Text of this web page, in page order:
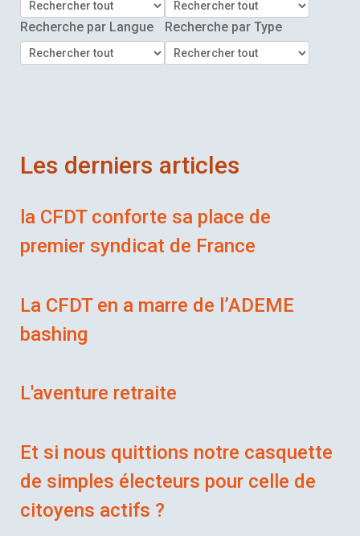
Recherche par Langue Recherche par Type
Les derniers articles
la CFDT conforte sa place de
premier syndicat de France
La CFDT en a marre de l’ADEME
bashing
L'aventure retraite
Et si nous quittions notre casquette
de simples électeurs pour celle de
citoyens actifs ?